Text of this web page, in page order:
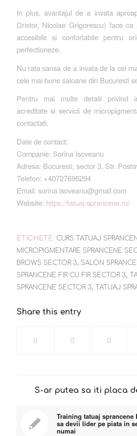
In plus, avantajul de a invata
Dristor, Nicolae Grigorescu) face
accesibile si confortabile pentru
perfectioneze.
Nu rata sansa de a invata de la cei
cele mai bune saloane din Bucuresti
Pentru mai multe detalii privind
acreditate si servicii de
contactati.
Date de contact:
Companie: Sorina Isoveanu
Adresa: Bucuresti, sector 3, Str.
Telefon: +40727696294
Email: sorina.isoveanu@gmail.com
Website: https://tatuaj-sprancene.ro/
ETICHETE: CURS TATUAJ
MICROPIGMENTARE SPRANCENE
BROWS SECTOR 3, SALON
SPRANCENE FIR CU FIR SECTOR 3,
SPRANCENE SECTOR 3, TATUAJ
Share this entry
S-ar putea sa iti placa
Training tatuaj sprancene
sa devii lider pe piata in
numai